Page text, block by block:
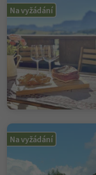
Na vyžádání
Na vyžádání